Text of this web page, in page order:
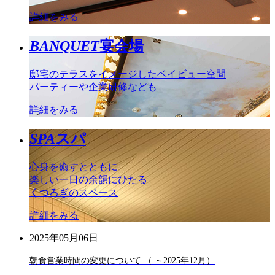
詳細をみる
BANQUET宴会場
邸宅のテラスをイメージしたベイビュー空間
パーティーや企業研修なども
詳細をみる
SPAスパ
心身を癒すとともに
楽しい一日の余韻にひたる
くつろぎのスペース
詳細をみる
2025年05月06日
朝食営業時間の変更について （ ～2025年12月）